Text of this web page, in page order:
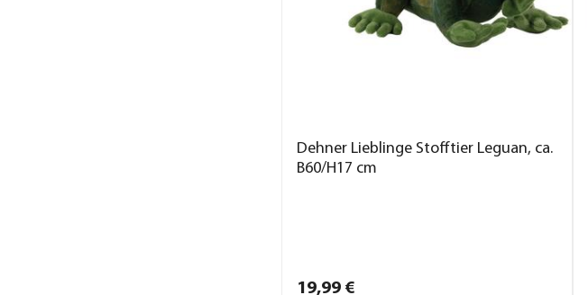
Dehner Lieblinge Stofftier Leguan, ca.
B60/H17 cm
19,99 €